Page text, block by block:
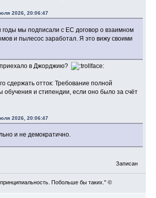
2026, 20:06:47
годы мы подписали с ЕС договор о взаимном
и пылесос заработал. Я это вижу своими
в Джорджию?
сдержать отток: Требование полной
обучения и стипендии, если оно было за счёт
2026, 20:06:47
и не демократично.
Записан
Побольше бы таких." ©